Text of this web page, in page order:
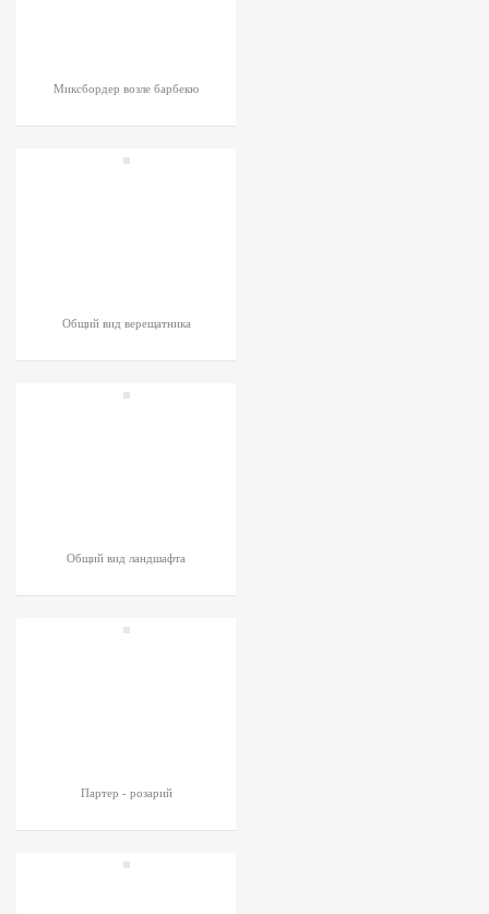
Миксбордер возле барбекю
Общий вид верещатника
Общий вид ландшафта
Партер - розарий